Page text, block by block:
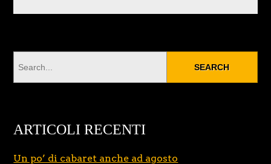
ARTICOLI RECENTI
Un po’ di cabaret anche ad agosto